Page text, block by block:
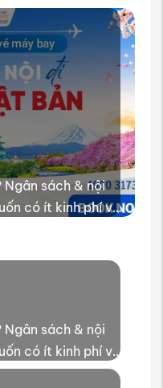
Ngân sách & nội
có ít kinh phí và
Ngân sách & nội
có ít kinh phí và